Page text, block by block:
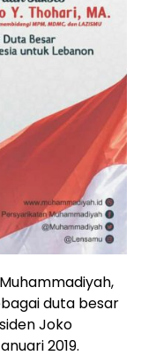
duta besar
Joko
2019.